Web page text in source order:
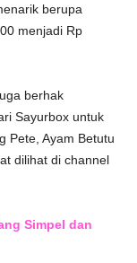
berupa
menjadi Rp
berhak
Sayurbox untuk
Pete, Ayam Betutu
dilihat di channel
Simpel dan